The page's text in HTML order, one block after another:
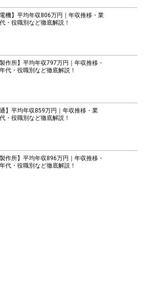
電機】平均年収806万円｜年収推移・業
・役職別など徹底解説！
製作所】平均年収797万円｜年収推移・
代・役職別など徹底解説！
通】平均年収859万円｜年収推移・業
・役職別など徹底解説！
製作所】平均年収896万円｜年収推移・
代・役職別など徹底解説！